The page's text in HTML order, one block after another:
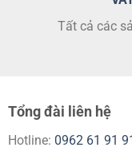
Tất cả các
Tổng đài liên hệ
Hotline: 0962 61 91